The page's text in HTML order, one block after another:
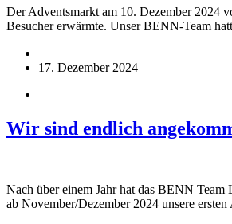
Der Adventsmarkt am 10. Dezember 2024
Besucher erwärmte. Unser BENN-Team
17. Dezember 2024
Wir sind endlich
Nach über einem Jahr hat das BENN
ab November/Dezember 2024 unsere